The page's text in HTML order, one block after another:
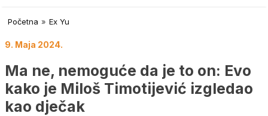
Početna » Ex Yu
9. Maja 2024.
Ma ne, nemoguće da je to on: Evo
kako je Miloš Timotijević izgledao
kao dječak